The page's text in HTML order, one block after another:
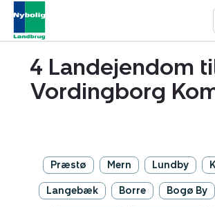
4 Landejendom
Vordingborg
Præstø Mern Lundby
Langebæk Borre Bogø By